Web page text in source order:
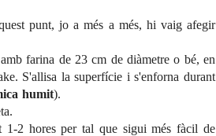
punt, jo a més a més, hi vaig afegir
farina de 23 cm de diàmetre o bé, en
S'allisa la superfície i s'enforna durant
humit).
1-2 hores per tal que sigui més fàcil de